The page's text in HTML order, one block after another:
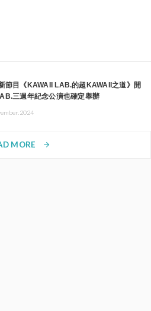
節目《KAWAII LAB.的超KAWAII之道》開
三週年紀念公演也確定舉辦
MORE arrow_forward